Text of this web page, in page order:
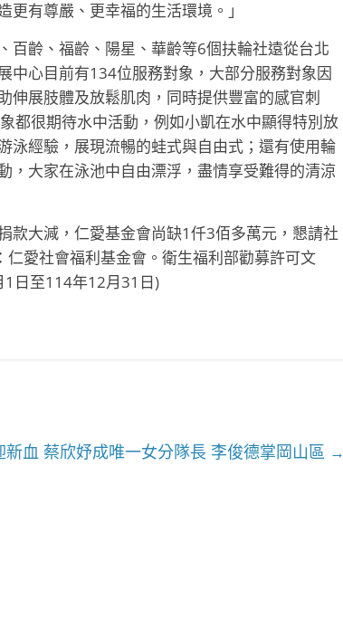
有尊嚴、更幸福的生活環境。」
百齡、福齡、陽星、華齡等6個扶輪社遠從台北
中心目前有134位服務對象，大部分服務對象因
伸展肢體及放鬆肌肉，同時提供豐富的感官刺
都很期待水中活動，例如小凱在水中顯得特別放
泳經驗，展現流暢的蛙式與自由式；還有使用輪
，大家在泳池中自由漂浮，盡情享受難得的清涼
款大減，仁愛基金會尚缺1仟3佰多萬元，懇請社
愛社會福利基金會。衛生福利部勸募許可文
日至114年12月31日)
新血 蔡欣妤成唯一女分隊長 李俊德掌岡山區 →